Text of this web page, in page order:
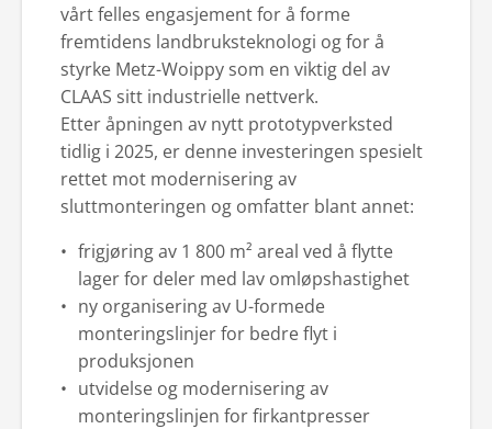
vårt felles engasjement for å forme
fremtidens landbruksteknologi og for å
styrke Metz-Woippy som en viktig del av
CLAAS sitt industrielle nettverk.
Etter åpningen av nytt prototypverksted
tidlig i 2025, er denne investeringen spesielt
rettet mot modernisering av
sluttmonteringen og omfatter blant annet:
frigjøring av 1 800 m² areal ved å flytte
lager for deler med lav omløpshastighet
ny organisering av U-formede
monteringslinjer for bedre flyt i
produksjonen
utvidelse og modernisering av
monteringslinjen for firkantpresser